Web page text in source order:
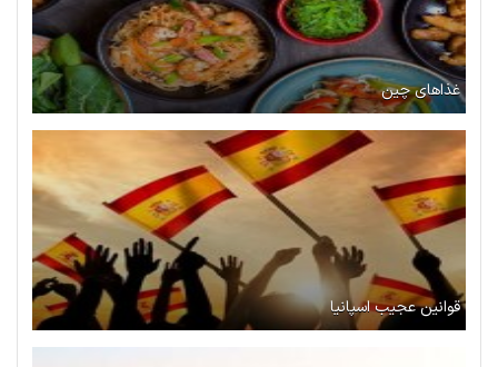
غذاهای چین
قوانین عجیب اسپانیا